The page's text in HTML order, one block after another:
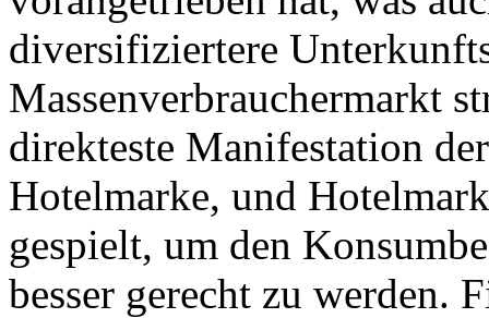
diversifiziertere
Massenverbrauchermarkt
direkteste Manifestation
Hotelmarke, und
gespielt, um den
besser gerecht zu werden.